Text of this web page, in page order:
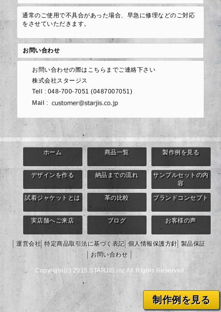
制作例を見る
通常のご使用で不具合があった場合、早急に修理などのご対応
をさせていただきます。
お問い合わせ
お問い合わせの際はこちらまでご連絡下さい
株式会社スタージス
Tell : 048-700-7051 (0487007051)
Mail :
ホーム 商品一覧 製作例を見る
デザインを作る 納品までの流れ
サンプルセットの内
容
試着ジャケットとは 革の比較 ブランドコンセプト
実店舗へご来店 ブログ お客様の声
運営会社 特定商品取引法に基づく表記 個人情報保護方針 製品保証
お問い合わせ
Copyright(c) 2015 STARJIS.inc All Rights Reserved.